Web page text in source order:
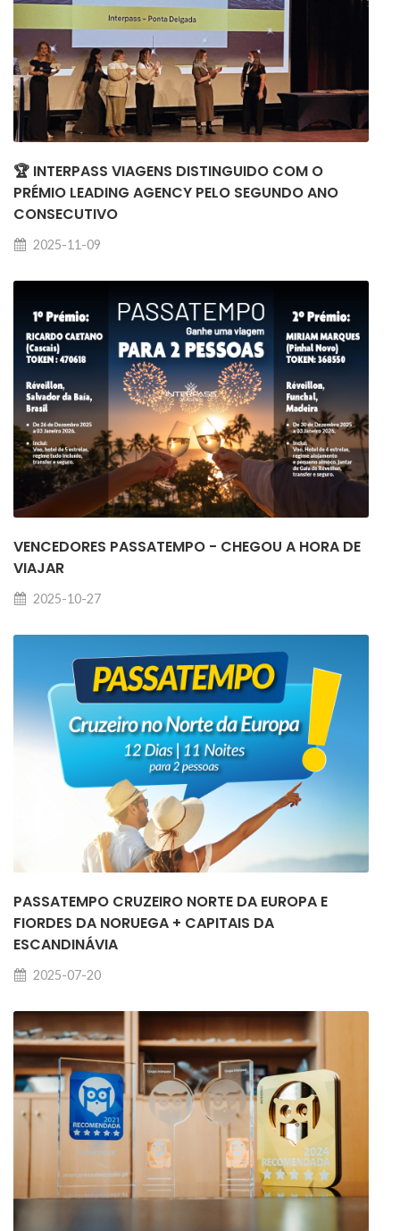
🏆 INTERPASS VIAGENS DISTINGUIDO COM O
PRÉMIO LEADING AGENCY PELO SEGUNDO ANO
CONSECUTIVO
2025-11-09
VENCEDORES PASSATEMPO - CHEGOU A HORA DE
VIAJAR
2025-10-27
PASSATEMPO CRUZEIRO NORTE DA EUROPA E
FIORDES DA NORUEGA + CAPITAIS DA
ESCANDINÁVIA
2025-07-20